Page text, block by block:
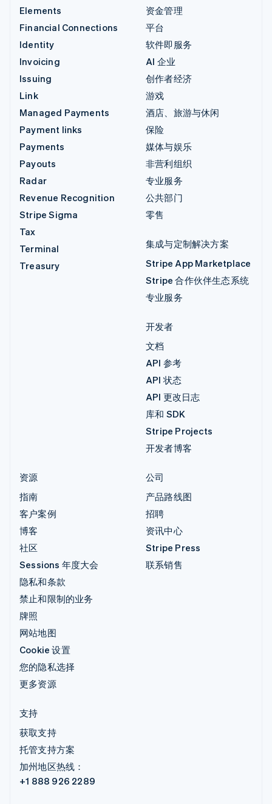
Elements
Financial Connections
Identity
Invoicing
Issuing
Link
Managed Payments
Payment links
Payments
Payouts
Radar
Revenue Recognition
Stripe Sigma
Tax
Terminal
Treasury
资金管理
平台
软件即服务
AI 企业
创作者经济
游戏
酒店、旅游与休闲
保险
媒体与娱乐
非营利组织
专业服务
公共部门
零售
集成与定制解决方案
Stripe App Marketplace
Stripe 合作伙伴生态系统
专业服务
开发者
文档
API 参考
API 状态
API 更改日志
库和 SDK
Stripe Projects
开发者博客
资源
指南
客户案例
博客
社区
Sessions 年度大会
隐私和条款
禁止和限制的业务
牌照
网站地图
Cookie 设置
您的隐私选择
更多资源
公司
产品路线图
招聘
资讯中心
Stripe Press
联系销售
支持
获取支持
托管支持方案
加州地区热线：
+1 888 926 2289